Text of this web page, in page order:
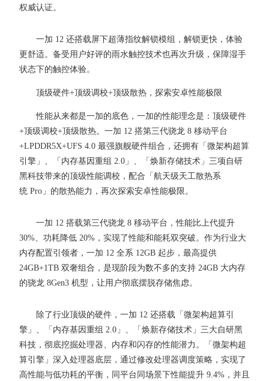
权威认证。
一加 12 还搭载屏下超薄指纹解锁模组，解锁更快，体验
更舒适。备受用户好评的雨水触控技术也再次升级，保障湿手
状态下的触控体验。
顶级硬件+顶级调校+顶级散热，探索安卓性能极限
性能从来都是一加的底色，一加的性能理念是：顶级硬件
+顶级调校+顶级散热。一加 12 搭第三代骁龙 8 移动平台
+LPDDR5X+UFS 4.0 最强旗舰硬件组合，还拥有「微架构超算
引擎」、「内存基因重组 2.0」、「焕新存储技术」三项自研
黑科技带来的顶级性能调校，配合「航天级天工散热系
统 Pro」的散热能力，再次探索安卓性能极限。
一加 12 搭载第三代骁龙 8 移动平台，性能比上代提升
30%、功耗降低 20%，实现了性能和能耗双突破。作为行业大
内存配置引领者，一加 12 全系 12GB 起步，最高提供
24GB+1TB 双奢组合，是现阶段为数不多的支持 24GB 大内存
的骁龙 8Gen3 机型，让用户彻底摆脱存储焦虑。
除了行业顶级的硬件，一加 12 还搭载「微架构超算引
擎」、「内存基因重组 2.0」、「焕新存储技术」三大自研黑
科技，彻底挖掘处理器、内存和闪存的性能潜力。「微架构超
算引擎」深入处理器底层，通过修改处理器调度策略，实现了
高性能与低功耗的平衡，同平台同场景下性能提升 9.4%，并且